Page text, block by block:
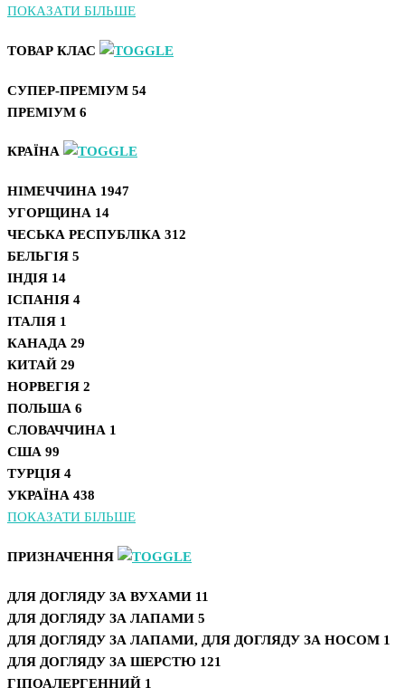
ПОКАЗАТИ БІЛЬШЕ
ТОВАР КЛАС
СУПЕР-ПРЕМІУМ 54
ПРЕМІУМ 6
КРАЇНА
НІМЕЧЧИНА 1947
УГОРЩИНА 14
ЧЕСЬКА РЕСПУБЛІКА 312
БЕЛЬГІЯ 5
ІНДІЯ 14
ІСПАНІЯ 4
ІТАЛІЯ 1
КАНАДА 29
КИТАЙ 29
НОРВЕГІЯ 2
ПОЛЬША 6
СЛОВАЧЧИНА 1
США 99
ТУРЦІЯ 4
УКРАЇНА 438
ПОКАЗАТИ БІЛЬШЕ
ПРИЗНАЧЕННЯ
ДЛЯ ДОГЛЯДУ ЗА ВУХАМИ 11
ДЛЯ ДОГЛЯДУ ЗА ЛАПАМИ 5
ДЛЯ ДОГЛЯДУ ЗА ЛАПАМИ, ДЛЯ ДОГЛЯДУ ЗА НОСОМ 1
ДЛЯ ДОГЛЯДУ ЗА ШЕРСТЮ 121
ГІПОАЛЕРГЕННИЙ 1